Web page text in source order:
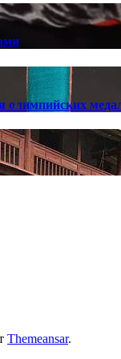
олимпийских
Themeansar.